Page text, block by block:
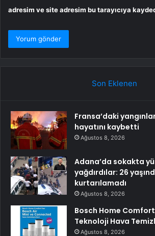
adresim ve site adresim bu tarayıcıya
Son Eklenen
Fransa’daki
hayatını kaybetti
Ağustos 8, 2026
Adana’da sokakta
yağdırdılar: 26
kurtarılamadı
Ağustos 8, 2026
Bosch Home
Teknoloji Hava
Ağustos 8, 2026